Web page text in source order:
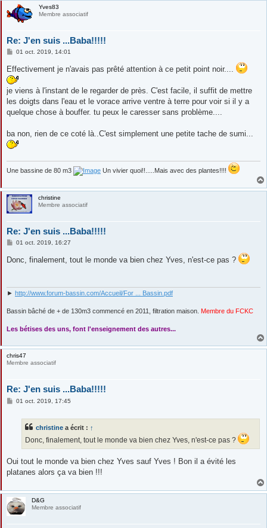
Yves83
Membre associatif
Re: J'en suis ...Baba!!!!!
M
s
s
a
e
01 oct. 2019, 14:01
Effectivement je n'avais pas prêté attention à ce petit point noir....
je viens à l'instant de le regarder de près. C'est facile, il suffit de mettre
les doigts dans l'eau et le vorace arrive ventre à terre pour voir si il y a
quelque chose à bouffer. tu peux le caresser sans problème....
ba non, rien de ce coté là..C'est simplement une petite tache de sumi...
Une bassine de 80 m3 Un vivier quoi!!.....Mais avec des plantes!!!!
christine
Membre associatif
Re: J'en suis ...Baba!!!!!
M
s
01 oct. 2019, 16:27
Donc, finalement, tout le monde va bien chez Yves, n'est-ce pas ?
► http://www.forum-bassin.com/Accueil/For ... Bassin.pdf
Bassin bâché de + de 130m3 commencé en 2011, filtration maison. Membre du FCKC
Les bétises des uns, font l'enseignement des autres...
chris47
Membre associatif
Re: J'en suis ...Baba!!!!!
M01 oct. 2019, 17:45
christine a écrit : ↑
Donc, finalement, tout le monde va bien chez Yves, n'est-ce pas ?
Oui tout le monde va bien chez Yves sauf Yves ! Bon il a évité les
platanes alors ça va bien !!!
D&G
Membre associatif